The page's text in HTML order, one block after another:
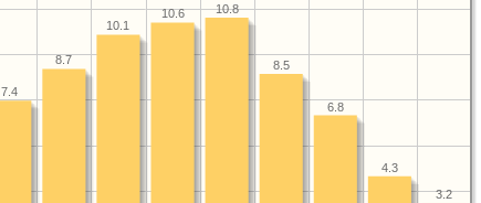
3.2
4.3
6.8
8.5
10.8
10.6
10.1
8.7
7.4